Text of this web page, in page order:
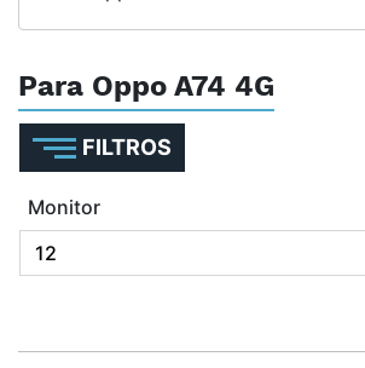
Para Oppo A74 4G
FILTROS
Monitor